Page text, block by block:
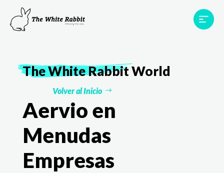
Proyectos
Testimonios
TWR World
The White RabbitWorld
Volver al Inicio
Aervio en
Menudas
Empresas